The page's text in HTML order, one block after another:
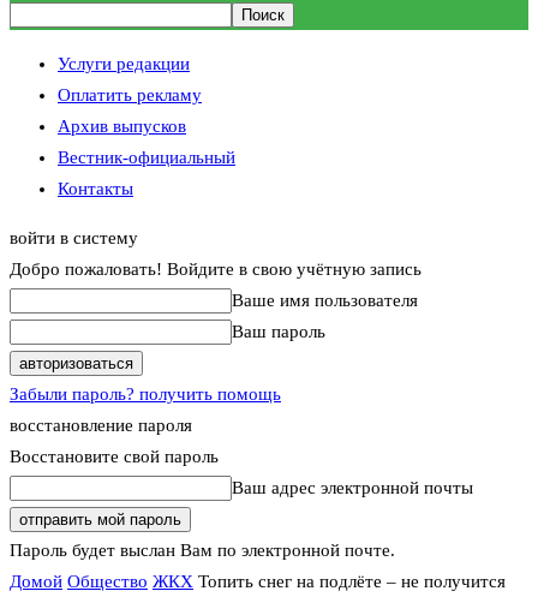
Услуги редакции
Оплатить рекламу
Архив выпусков
Вестник-официальный
Контакты
войти в систему
Добро пожаловать! Войдите в свою учётную запись
Ваше имя пользователя
Ваш пароль
Забыли пароль? получить помощь
восстановление пароля
Восстановите свой пароль
Ваш адрес электронной почты
Пароль будет выслан Вам по электронной почте.
Домой Общество ЖКХ Топить снег на подлёте – не получится